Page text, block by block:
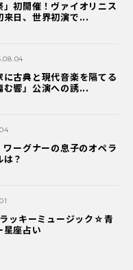
初開催！ヴァイオリニス
来日、世界初演で...
古典と現代音楽を隔てる
む響」公演への誘...
ーグナーの息子のオペラ
？
ッキーミュージック☆青
星座占い